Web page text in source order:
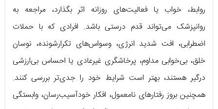
روابط، خواب یا فعالیت‌های روزانه اثر بگذارد، مراجعه به
روانپزشک می‌تواند قدم درستی باشد. افرادی که با حملات
اضطرابی، افت شدید انرژی، وسواس‌های تکرارشونده، نوسان
خلق، بی‌خوابی مداوم، پرخاشگری غیرعادی یا احساس بی‌ارزشی
درگیر هستند، بهتر است شرایط خود را جدی‌تر بررسی کنند.
همچنین بروز رفتارهای نامعمول، افکار خودآسیب‌رسان، وابستگی